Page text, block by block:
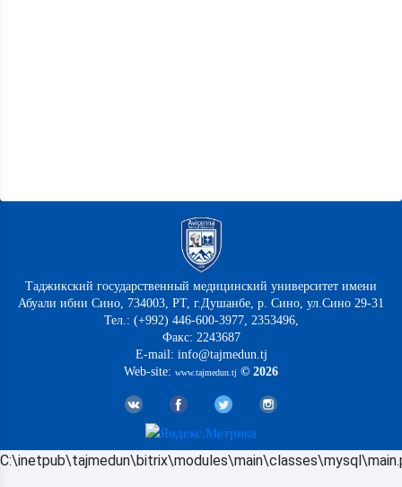
Таджикский государственный медицинский университет имени
Абуали ибни Сино, 734003, РТ, г.Душанбе, р. Сино, ул.Сино 29-31
Тел.: (+992) 446-600-3977, 2353496,
Факс: 2243687
E-mail: info@tajmedun.tj
Web-site: www.tajmedun.tj © 2026